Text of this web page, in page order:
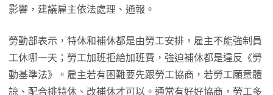
影響，建議雇主依法處理、通報。
勞動部表示，特休和補休都是由勞工安排，雇主不能強制員
工休哪一天；勞工加班拒給加班費，強迫補休都是違反《勞
動基準法》。雇主若有困難要先跟勞工協商，若勞工願意體
諒、配合排特休、改補休才可以。通常有好好協商，勞工多